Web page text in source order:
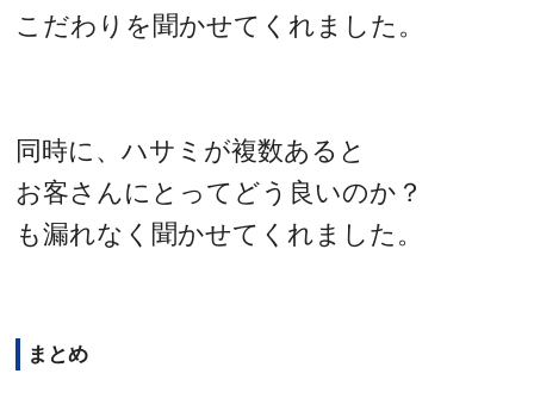
こだわりを聞かせてくれました。
同時に、ハサミが複数あると
お客さんにとってどう良いのか？
も漏れなく聞かせてくれました。
まとめ